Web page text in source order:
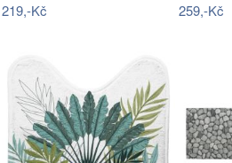
219,-Kč 259,-Kč